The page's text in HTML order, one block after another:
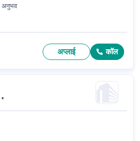
अनुभव
अप्लाई कॉल